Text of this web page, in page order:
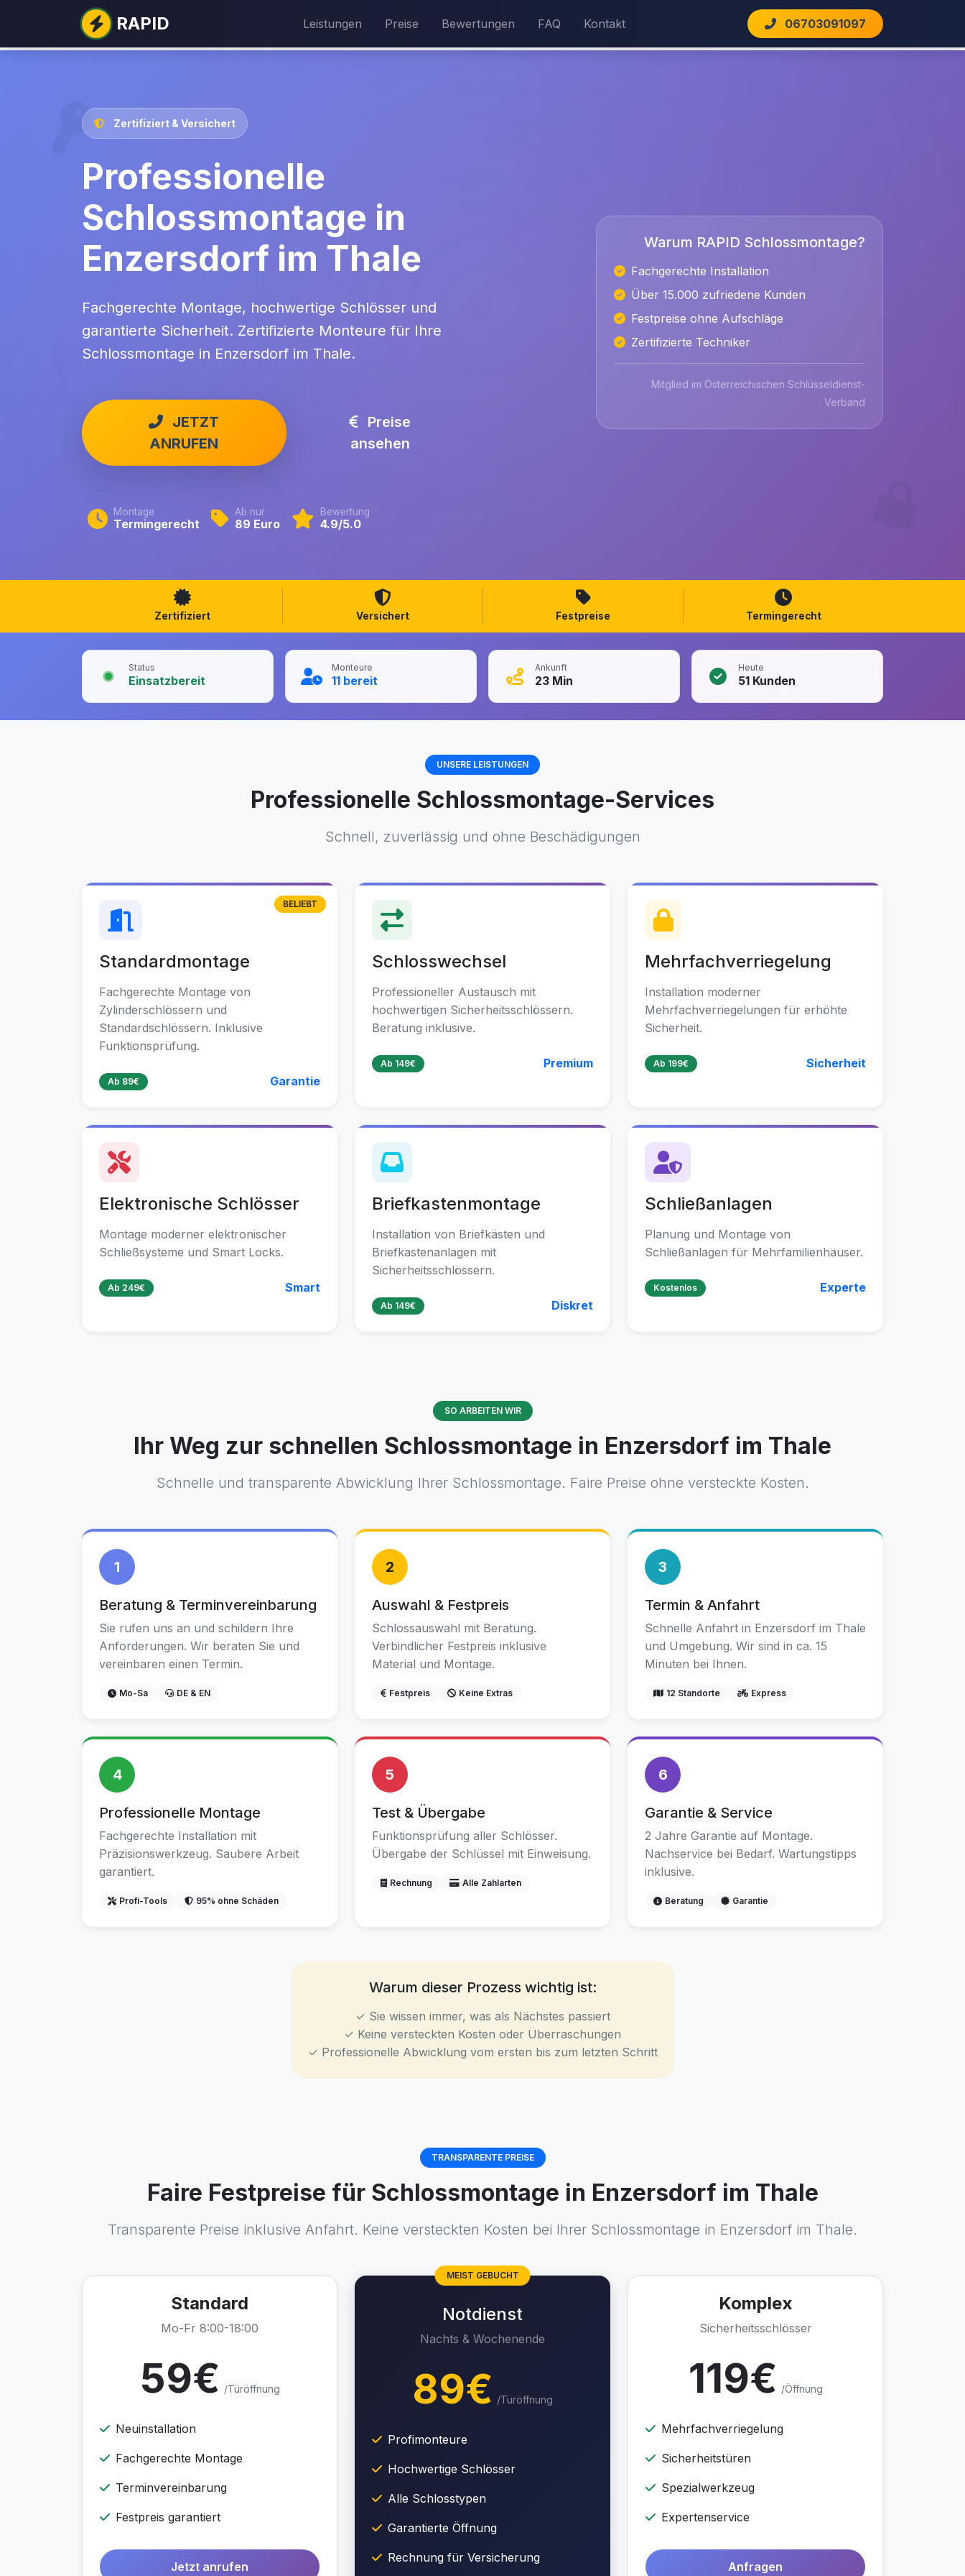
RAPID Leistungen Preise Bewertungen FAQ Kontakt 06703091097
Zertifiziert & Versichert
Professionelle
Schlossmontage in
Enzersdorf im Thale
Fachgerechte Montage, hochwertige Schlösser und
garantierte Sicherheit. Zertifizierte Monteure für Ihre
Schlossmontage in Enzersdorf im Thale.
JETZT
ANRUFEN
Preise
ansehen
Montage
Termingerecht
Ab nur
89 Euro
Bewertung
4.9/5.0
Warum RAPID Schlossmontage?
Fachgerechte Installation
Über 15.000 zufriedene Kunden
Festpreise ohne Aufschläge
Zertifizierte Techniker
Mitglied im Österreichischen Schlüsseldienst-
Verband
Zertifiziert Versichert Festpreise Termingerecht
Status
Einsatzbereit
Monteure
11 bereit
Ankunft
23 Min
Heute
51 Kunden
UNSERE LEISTUNGEN
Professionelle Schlossmontage-Services
Schnell, zuverlässig und ohne Beschädigungen
Standardmontage
Fachgerechte Montage von
Zylinderschlössern und
Standardschlössern. Inklusive
Funktionsprüfung.
Ab 89€ Garantie
BELIEBT
Schlosswechsel
Professioneller Austausch mit
hochwertigen Sicherheitsschlössern.
Beratung inklusive.
Ab 149€ Premium
Mehrfachverriegelung
Installation moderner
Mehrfachverriegelungen für erhöhte
Sicherheit.
Ab 199€ Sicherheit
Elektronische Schlösser
Montage moderner elektronischer
Schließsysteme und Smart Locks.
Ab 249€ Smart
Briefkastenmontage
Installation von Briefkästen und
Briefkastenanlagen mit
Sicherheitsschlössern.
Ab 149€ Diskret
Schließanlagen
Planung und Montage von
Schließanlagen für Mehrfamilienhäuser.
Kostenlos Experte
SO ARBEITEN WIR
Ihr Weg zur schnellen Schlossmontage in Enzersdorf im Thale
Schnelle und transparente Abwicklung Ihrer Schlossmontage. Faire Preise ohne versteckte Kosten.
1
Beratung & Terminvereinbarung
Sie rufen uns an und schildern Ihre
Anforderungen. Wir beraten Sie und
vereinbaren einen Termin.
Mo-Sa DE & EN
2
Auswahl & Festpreis
Schlossauswahl mit Beratung.
Verbindlicher Festpreis inklusive
Material und Montage.
Festpreis Keine Extras
3
Termin & Anfahrt
Schnelle Anfahrt in Enzersdorf im Thale
und Umgebung. Wir sind in ca. 15
Minuten bei Ihnen.
12 Standorte Express
4
Professionelle Montage
Fachgerechte Installation mit
Präzisionswerkzeug. Saubere Arbeit
garantiert.
Profi-Tools 95% ohne Schäden
5
Test & Übergabe
Funktionsprüfung aller Schlösser.
Übergabe der Schlüssel mit Einweisung.
Rechnung Alle Zahlarten
6
Garantie & Service
2 Jahre Garantie auf Montage.
Nachservice bei Bedarf. Wartungstipps
inklusive.
Beratung Garantie
Warum dieser Prozess wichtig ist:
✓ Sie wissen immer, was als Nächstes passiert
✓ Keine versteckten Kosten oder Überraschungen
✓ Professionelle Abwicklung vom ersten bis zum letzten Schritt
TRANSPARENTE PREISE
Faire Festpreise für Schlossmontage in Enzersdorf im Thale
Transparente Preise inklusive Anfahrt. Keine versteckten Kosten bei Ihrer Schlossmontage in Enzersdorf im Thale.
Standard
Mo-Fr 8:00-18:00
59€ /Türöffnung
Neuinstallation
Fachgerechte Montage
Terminvereinbarung
Festpreis garantiert
Jetzt anrufen
MEIST GEBUCHT
Notdienst
Nachts & Wochenende
89€ /Türöffnung
Profimonteure
Hochwertige Schlösser
Alle Schlosstypen
Garantierte Öffnung
Rechnung für Versicherung
Komplex
Sicherheitsschlösser
119€ /Öffnung
Mehrfachverriegelung
Sicherheitstüren
Spezialwerkzeug
Expertenservice
Anfragen